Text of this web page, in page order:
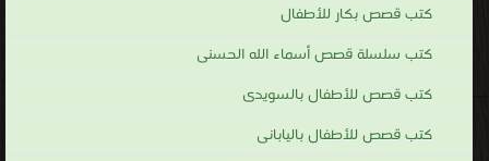
كتب قصص بكار للأطفال
كتب سلسلة قصص أسماء الله الحسنى
كتب قصص للأطفال بالسويدى
كتب قصص للأطفال باليابانى